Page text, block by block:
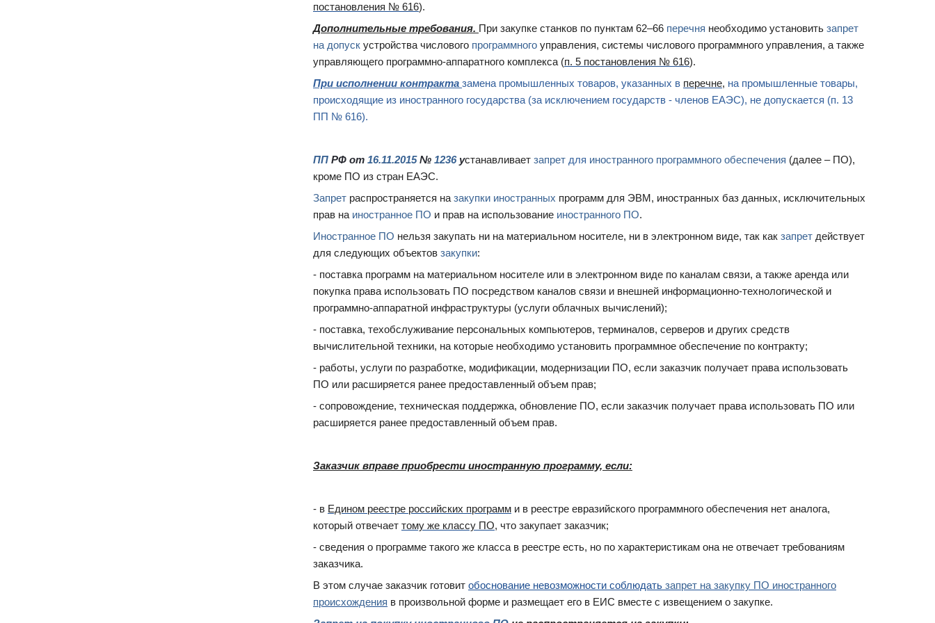
постановления № 616).
Дополнительные требования. При закупке станков по пунктам 62–66 перечня необходимо установить запрет
на допуск устройства числового программного управления, системы числового программного управления, а также
управляющего программно-аппаратного комплекса (п. 5 постановления № 616).
При исполнении контракта замена промышленных товаров, указанных в перечне, на промышленные товары,
происходящие из иностранного государства (за исключением государств - членов ЕАЭС), не допускается (п. 13
ПП № 616).
ПП РФ от 16.11.2015№ 1236устанавливает запрет для иностранного программного обеспечения (далее – ПО),
кроме ПО из стран ЕАЭС.
Запрет распространяется на закупки иностранных программ для ЭВМ, иностранных баз данных, исключительных
прав на иностранное ПО и прав на использование иностранного ПО.
Иностранное ПО нельзя закупать ни на материальном носителе, ни в электронном виде, так как запрет действует
для следующих объектов закупки:
- поставка программ на материальном носителе или в электронном виде по каналам связи, а также аренда или
покупка права использовать ПО посредством каналов связи и внешней информационно-технологической и
программно-аппаратной инфраструктуры (услуги облачных вычислений);
- поставка, техобслуживание персональных компьютеров, терминалов, серверов и других средств
вычислительной техники, на которые необходимо установить программное обеспечение по контракту;
- работы, услуги по разработке, модификации, модернизации ПО, если заказчик получает права использовать
ПО или расширяется ранее предоставленный объем прав;
- сопровождение, техническая поддержка, обновление ПО, если заказчик получает права использовать ПО или
расширяется ранее предоставленный объем прав.
Заказчик вправе приобрести иностранную программу, если:
- в Едином реестре российских программ и в реестре евразийского программного обеспечения нет аналога,
который отвечает тому же классу ПО, что закупает заказчик;
- сведения о программе такого же класса в реестре есть, но по характеристикам она не отвечает требованиям
заказчика.
В этом случае заказчик готовит обоснование невозможности соблюдать запрет на закупку ПО иностранного
происхождения в произвольной форме и размещает его в ЕИС вместе с извещением о закупке.